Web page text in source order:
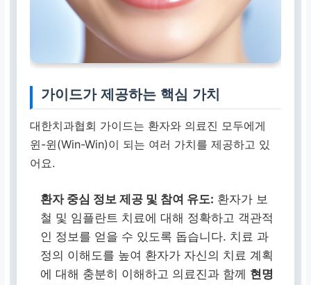
가이드가 제공하는 핵심 가치
대한치과협회 가이드는 환자와 의료진 모두에게
윈-윈(Win-Win)이 되는 여러 가치를 제공하고 있
어요.
환자 중심 정보 제공 및 참여 유도: 환자가 보
철 및 임플란트 치료에 대해 정확하고 객관적
인 정보를 얻을 수 있도록 돕습니다. 치료 과
정의 이해도를 높여 환자가 자신의 치료 계획
에 대해 충분히 이해하고 의료진과 함께 현명